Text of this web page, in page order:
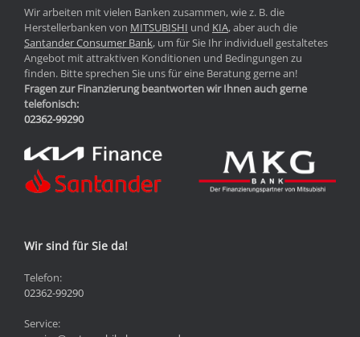
Wir arbeiten mit vielen Banken zusammen, wie z. B. die
Herstellerbanken von MITSUBISHI und KIA, aber auch die
Santander Consumer Bank, um für Sie Ihr individuell gestaltetes
Angebot mit attraktiven Konditionen und Bedingungen zu
finden. Bitte sprechen Sie uns für eine Beratung gerne an!
Fragen zur Finanzierung beantworten wir Ihnen auch gerne
telefonisch:
02362-99290
Wir sind für Sie da!
Telefon:
02362-99290
Service: